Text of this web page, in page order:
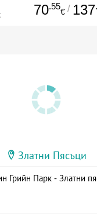
70.55
€ / 137
Златни Пясъци
Грийн Парк - Златни